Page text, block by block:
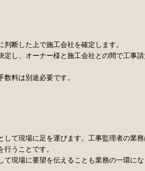
断した上で施工会社を確定します。
し、オーナー様と施工会社との間で工事請
料は別途必要です。
して現場に足を運びます。工事監理者の業
うことです。
現場に要望を伝えることも業務の一環にな